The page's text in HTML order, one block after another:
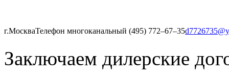
г.МоскваТелефон многоканальный (495) 772‒67‒35
Заключаем дилерские